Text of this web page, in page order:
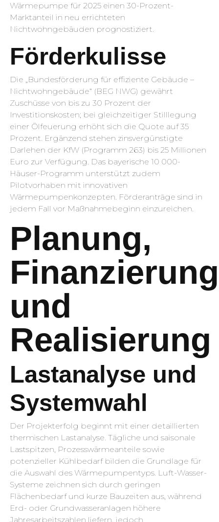
Wärmepumpe für 2025 einen 30-Prozent-
Marktanteil in neu errichteten
Nichtwohngebäuden prognostiziert.
Förderkulisse
Die „Bundesförderung für effiziente Gebäude –
Nichtwohngebäude“ (BEG NWG) gewährt
Zuschüsse von bis zu 30 Prozent der
Investitionskosten; bei gleichzeitiger Stilllegung
einer Ölfeuerung erhöht sich die Quote auf 35
Prozent. Ergänzend stehen zinsvergünstigte
Darlehen der KfW (Programm 263) bis 25 Millionen
Euro zur Verfügung. Das bayerische 10 000-
Häuser-Programm unterstützt zudem
Pilotvorhaben mit innovativen
Wärmepumpenkonzepten. Förderanträge sind in
jedem Fall vor Maßnahmebeginn einzureichen.
Planung,
Finanzierung
und
Realisierung
Lastanalyse und
Systemwahl
Der Projekterfolg beginnt mit einer detaillierten
thermischen Lastanalyse. Tägliche und saisonale
Lastspitzen, Prozesswärmeanteile sowie
potenzieller Kühlbedarf bilden die Grundlage für
die Auswahl des Wärmepumpentyps. Luft-Wasser-
Systeme zeichnen sich durch geringen
Flächenbedarf und kurze Bauzeiten aus, während
Erd- oder Grundwasseranlagen höhere
Jahresarbeitszahlen liefern, jedoch